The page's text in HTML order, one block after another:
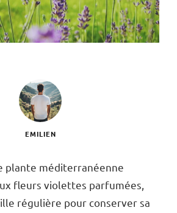
EMILIEN
plante méditerranéenne
fleurs violettes parfumées,
régulière pour conserver sa